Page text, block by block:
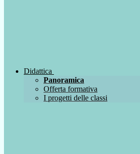
Didattica
Panoramica
Offerta formativa
I progetti delle classi